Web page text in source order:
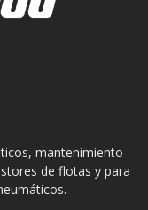
mantenimiento
de flotas y para